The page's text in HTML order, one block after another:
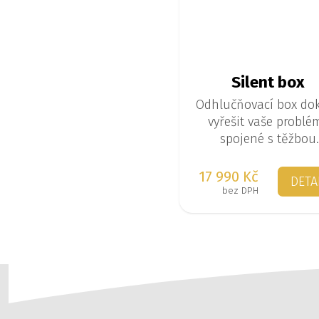
Silent box
Odhlučňovací box
vyřešit vaše
spojené s těžbou
prostředí.
17 990 Kč
bez DPH